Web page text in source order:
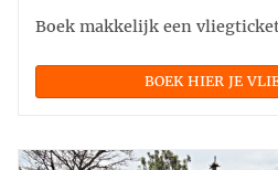
Boek makkelijk een
BOEK HIER JE